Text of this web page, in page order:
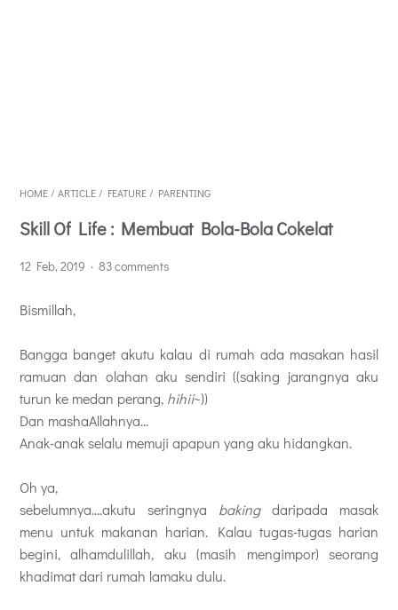
HOME / ARTICLE / FEATURE / PARENTING
Skill Of Life : Membuat Bola-Bola Cokelat
12 Feb, 2019 83 comments
Bismillah,
Bangga banget akutu kalau di rumah ada masakan hasil
ramuan dan olahan aku sendiri ((saking jarangnya aku
turun ke medan perang, hihii~))
Dan mashaAllahnya...
Anak-anak selalu memuji apapun yang aku hidangkan.
Oh ya,
sebelumnya....akutu seringnya baking daripada masak
menu untuk makanan harian. Kalau tugas-tugas harian
begini, alhamdulillah, aku (masih mengimpor) seorang
khadimat dari rumah lamaku dulu.